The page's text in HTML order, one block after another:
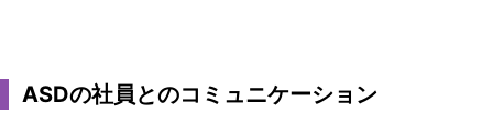
ASDの社員とのコミュニケーション